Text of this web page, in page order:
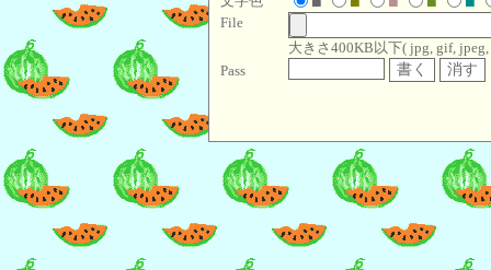
File
大きさ400KB以下( jpg, gif,
Pass